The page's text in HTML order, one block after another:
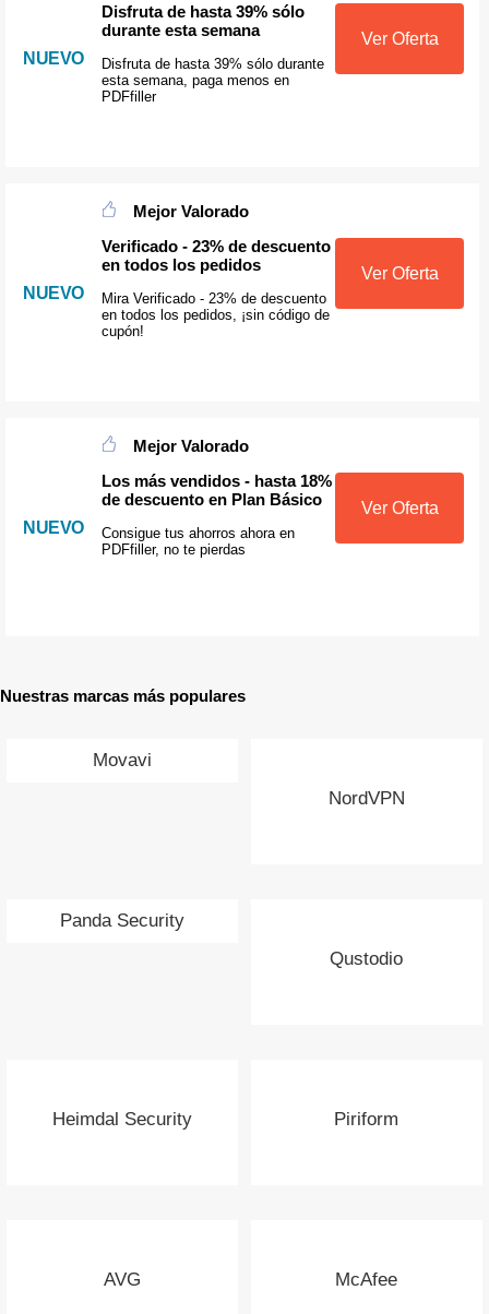
NUEVO
Disfruta de hasta 39% sólo
durante esta semana
Disfruta de hasta 39% sólo durante
esta semana, paga menos en
PDFfiller
Ver Oferta
NUEVO
Mejor Valorado
Verificado - 23% de descuento
en todos los pedidos
Mira Verificado - 23% de descuento
en todos los pedidos, ¡sin código de
cupón!
Ver Oferta
NUEVO
Mejor Valorado
Los más vendidos - hasta 18%
de descuento en Plan Básico
Consigue tus ahorros ahora en
PDFfiller, no te pierdas
Ver Oferta
Nuestras marcas más populares
Movavi
NordVPN
Panda Security
Qustodio
Heimdal Security Piriform
AVG McAfee